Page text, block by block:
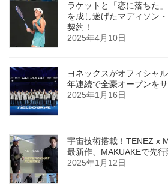
ラケットと「恋に落ちた
を成し遂げたマディソン
契約！
2025年4月10日
ヨネックスがオフィシャ
年連続で全豪オープンを
2025年1月16日
宇宙技術搭載！TENEZ x
最新作、MAKUAKEで先行
2025年1月12日